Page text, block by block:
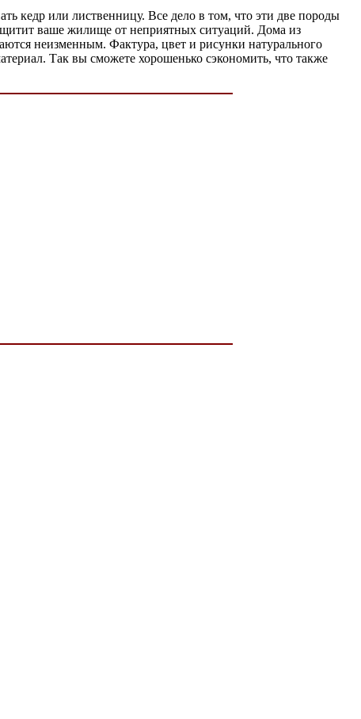
кедр или лиственницу. Все дело в том, что эти две породы
ваше жилище от неприятных ситуаций. Дома из
неизменным. Фактура, цвет и рисунки натурального
Так вы сможете хорошенько сэкономить, что также